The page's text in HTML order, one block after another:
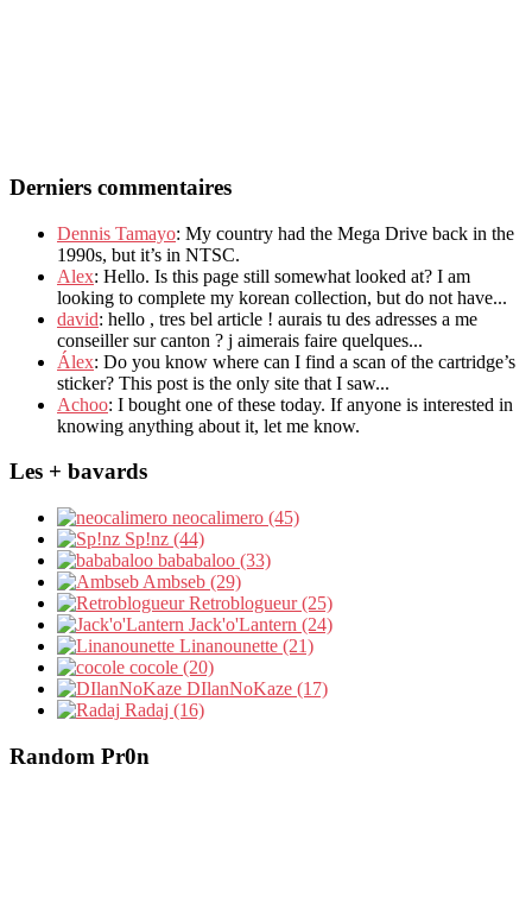
Derniers commentaires
Dennis Tamayo: My country had the Mega Drive back in the
1990s, but it’s in NTSC.
Alex: Hello. Is this page still somewhat looked at? I am
looking to complete my korean collection, but do not have...
david: hello , tres bel article ! aurais tu des adresses a me
conseiller sur canton ? j aimerais faire quelques...
Álex: Do you know where can I find a scan of the cartridge’s
sticker? This post is the only site that I saw...
Achoo: I bought one of these today. If anyone is interested in
knowing anything about it, let me know.
Les + bavards
neocalimero (45)
Sp!nz (44)
bababaloo (33)
Ambseb (29)
Retroblogueur (25)
Jack'o'Lantern (24)
Linanounette (21)
cocole (20)
DIlanNoKaze (17)
Radaj (16)
Random Pr0n